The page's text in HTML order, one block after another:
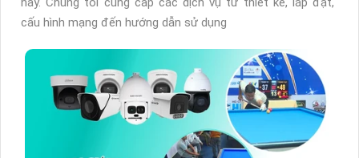
cấu hình mạng đến hướng dẫn sử dụng